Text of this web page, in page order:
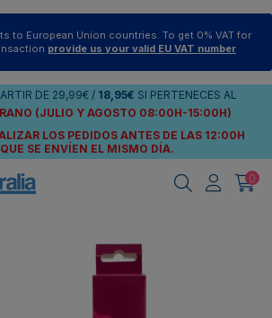
to European Union countries. To get 0% VAT for
provide us your valid EU VAT number
DE 29,99€ / 18,95€ SI PERTENECES AL
(JULIO Y AGOSTO 08:00H-15:00H)
LOS PEDIDOS ANTES DE LAS 12:00H
SE ENVÍEN EL MISMO DÍA.
0